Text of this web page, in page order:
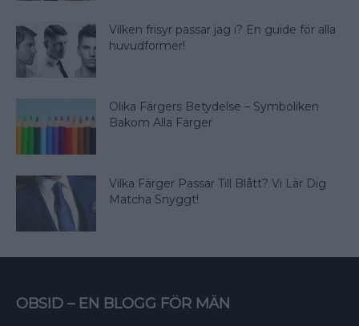
Vilken frisyr passar jag i? En guide för alla
huvudformer!
Olika Färgers Betydelse – Symboliken
Bakom Alla Färger
Vilka Färger Passar Till Blått? Vi Lär Dig
Matcha Snyggt!
OBSID – EN BLOGG FÖR MÄN